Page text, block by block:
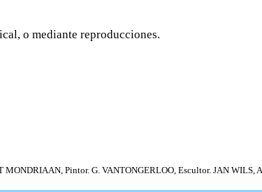
o mediante reproducciones.
Pintor. G. VANTONGERLOO, Escultor. JAN WILS,